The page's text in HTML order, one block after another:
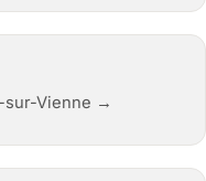
sur-Vienne →